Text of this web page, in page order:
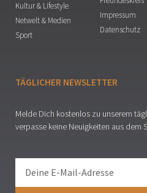
Kultur & Lifestyle
Netwelt & Medien
Sport
Impressum
Datenschutz
TÄGLICHER NEWSLETTER
Melde Dich kostenlos zu unserem
verpasse keine Neuigkeiten aus dem